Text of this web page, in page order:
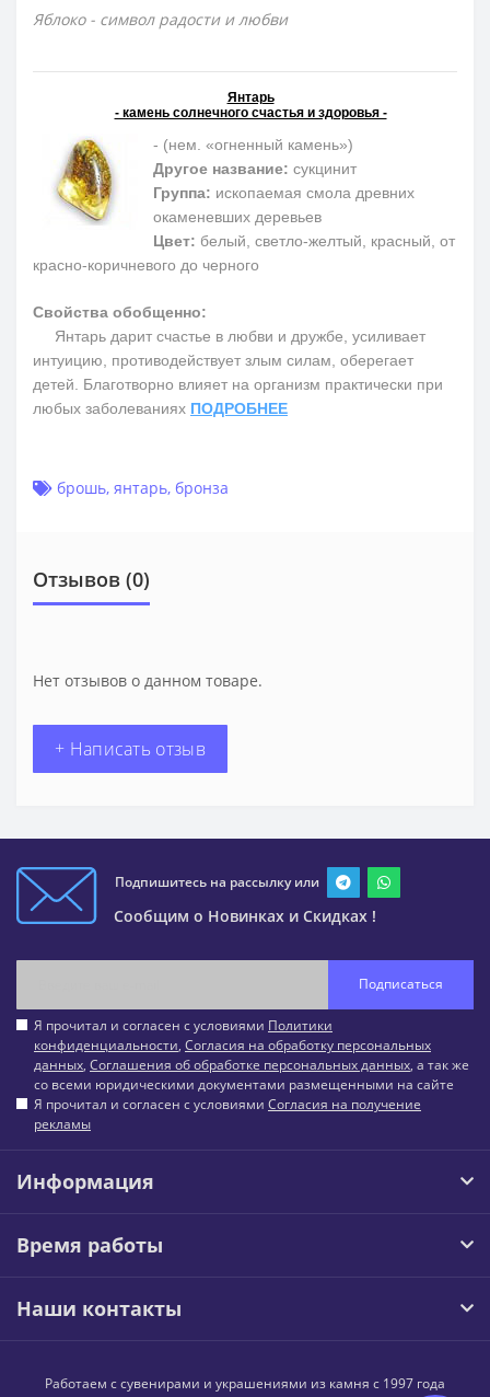
Яблоко - символ радости и любви
Янтарь
- камень солнечного счастья и здоровья -
- (нем. «огненный камень»)
Другое название: сукцинит
Группа: ископаемая смола древних
окаменевших деревьев
Цвет: белый, светло-желтый, красный, от
красно-коричневого до черного
Свойства обобщенно:
Янтарь дарит счастье в любви и дружбе, усиливает
интуицию, противодействует злым силам, оберегает
детей. Благотворно влияет на организм практически при
любых заболеваниях ПОДРОБНЕЕ
брошь, янтарь, бронза
Отзывов (0)
Нет отзывов о данном товаре.
+ Написать отзыв
Подпишитесь на рассылку или
Сообщим о Новинках и Скидках !
Подписаться
Я прочитал и согласен с условиями Политики
конфиденциальности, Согласия на обработку персональных
данных, Соглашения об обработке персональных данных, а так же
со всеми юридическими документами размещенными на сайте
Я прочитал и согласен с условиями Согласия на получение
рекламы
Информация
Время работы
Наши контакты
Работаем с сувенирами и украшениями из камня с 1997 года